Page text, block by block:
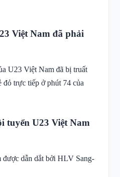
Việt Nam đã phải
U23 Việt Nam đã bị truất
trực tiếp ở phút 74 của
tuyển U23 Việt Nam
dẫn dắt bởi HLV Sang-